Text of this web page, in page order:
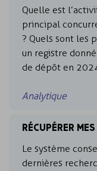
Quelle est
principal
? Quels sont les
un registre
de dépôt en
Analytique
RÉCUPÉRER
Le système
dernières